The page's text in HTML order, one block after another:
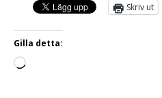
Skriv ut
Gilla detta: